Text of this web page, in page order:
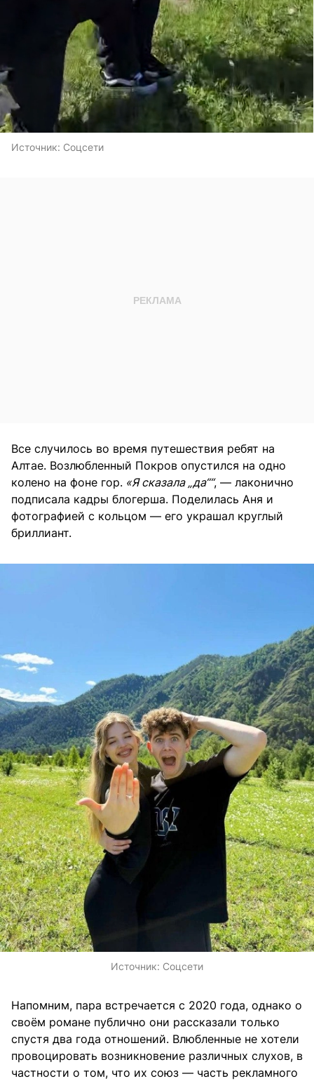
Источник: Соцсети
Все случилось во время путешествия ребят на
Алтае. Возлюбленный Покров опустился на одно
колено на фоне гор. «Я сказала „да““, — лаконично
подписала кадры блогерша. Поделилась Аня и
фотографией с кольцом — его украшал круглый
бриллиант.
Источник: Соцсети
Напомним, пара встречается с 2020 года, однако о
своём романе публично они рассказали только
спустя два года отношений. Влюбленные не хотели
провоцировать возникновение различных слухов, в
частности о том, что их союз — часть рекламного